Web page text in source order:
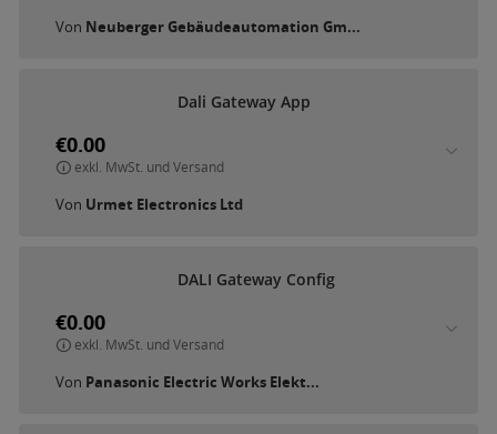
Von Neuberger Gebäudeautomation Gm...
Dali Gateway App
€0.00
exkl. MwSt. und Versand
Von Urmet Electronics Ltd
DALI Gateway Config
€0.00
exkl. MwSt. und Versand
Von Panasonic Electric Works Elekt...